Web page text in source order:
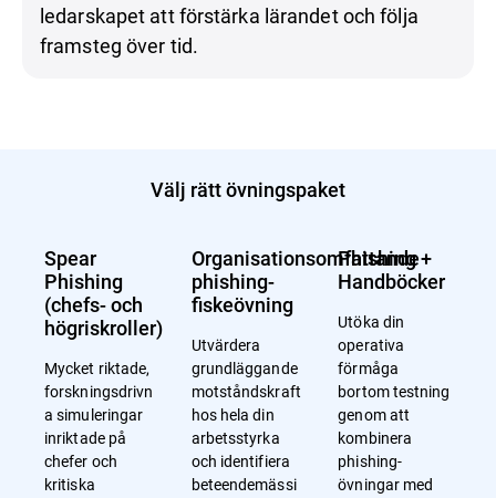
ledarskapet att förstärka lärandet och följa
framsteg över tid.
Välj rätt övningspaket
Spear
Phishing
(chefs- och
högriskroller)
Mycket riktade,
forskningsdrivn
a simuleringar
inriktade på
chefer och
kritiska
Organisationsomfattande
phishing-
fiskeövning
Utvärdera
grundläggande
motståndskraft
hos hela din
arbetsstyrka
och identifiera
beteendemässi
Phishing +
Handböcker
Utöka din
operativa
förmåga
bortom testning
genom att
kombinera
phishing-
övningar med